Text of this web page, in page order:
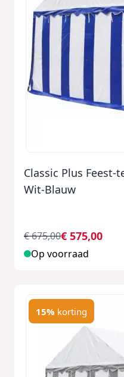
Classic Plus Feest-
Wit-Blauw
€ 575,00
€ 675,00
Op voorraad
15% korting